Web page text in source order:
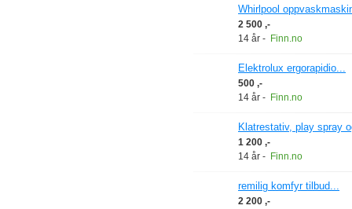
Whirlpool
2 500 ,-
14 år - Finn.no
Elektrolux ergorapidio...
500 ,-
14 år - Finn.no
Klatrestativ, play spray
1 200 ,-
14 år - Finn.no
remilig komfyr tilbud...
2 200 ,-